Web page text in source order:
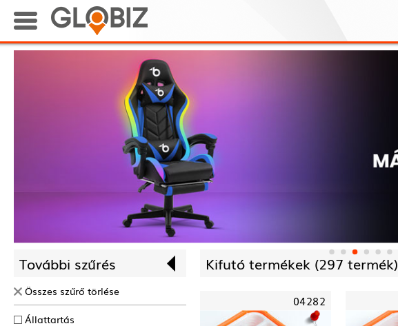
További szűrés
Összes szűrő törlése
Állattartás
Kifutó termékek (297 termék)
04282